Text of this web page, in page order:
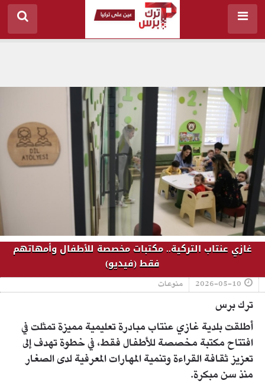
غازي عنتاب التركية.. مكتبات مخصصة للأطفال وأمهاتهم
فقط (فيديو)
2026-05-10 منوعات
ترك برس
أطلقت بلدية غازي عنتاب مبادرة تعليمية مميزة تمثلت في
افتتاح مكتبة مخصصة للأطفال فقط، في خطوة تهدف إلى
تعزيز ثقافة القراءة وتنمية المهارات المعرفية لدى الصغار
منذ سن مبكرة.